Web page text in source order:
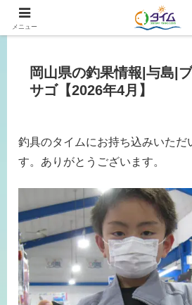
広島、岡山の釣り情報はタイム
岡山県の釣果情報|与島|
サゴ【2026年4月】
釣具のタイムにお持ち込みいただ
す。ありがとうございます。
メニュー